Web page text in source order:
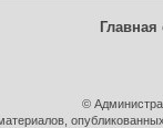
Главная
©